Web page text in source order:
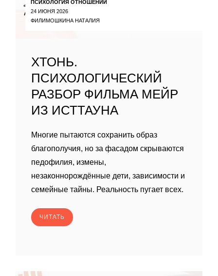
ПСИХОЛОГИЯ ОТНОШЕНИЙ
24 ИЮНЯ 2026
ФИЛИМОШКИНА НАТАЛИЯ
ХТОНЬ.
ПСИХОЛОГИЧЕСКИЙ
РАЗБОР ФИЛЬМА МЕЙР
ИЗ ИСТТАУНА
Многие пытаются сохранить образ
благополучия, но за фасадом скрываются
педофилия, измены,
незаконнорождённые дети, зависимости и
семейные тайны. Реальность пугает всех.
ЧИТАТЬ